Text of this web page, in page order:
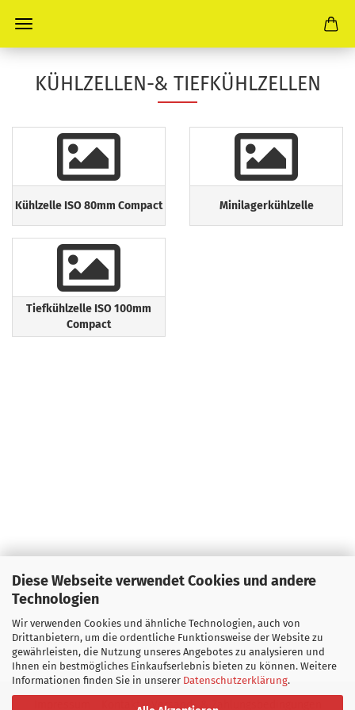
Diese Webseite verwendet Cookies und andere
Technologien
Wir verwenden Cookies und ähnliche Technologien, auch von
Drittanbietern, um die ordentliche Funktionsweise der Website zu
gewährleisten, die Nutzung unseres Angebotes zu analysieren und
Ihnen ein bestmögliches Einkaufserlebnis bieten zu können. Weitere
Informationen finden Sie in unserer Datenschutzerklärung.
KÜHLZELLEN-& TIEFKÜHLZELLEN
Kühlzelle ISO 80mm Compact Minilagerkühlzelle
Tiefkühlzelle ISO 100mm
Compact
Kontakt Versand- & Zahlungsbedingungen